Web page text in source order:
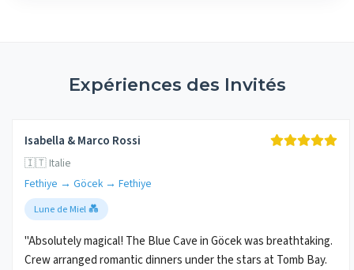
Expériences des Invités
Isabella & Marco Rossi
🇮🇹 Italie
Fethiye → Göcek → Fethiye
Lune de Miel 💑
"Absolutely magical! The Blue Cave in Göcek was breathtaking.
Crew arranged romantic dinners under the stars at Tomb Bay.